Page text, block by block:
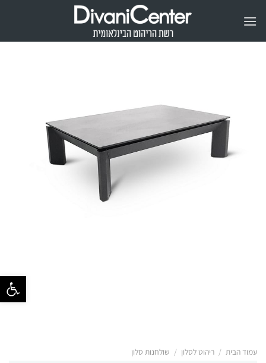
פתח
עמוד הבית / ריהוט לסלון / שולחנות סלון